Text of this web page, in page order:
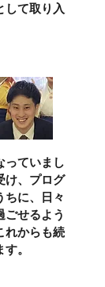
して取り入
っていまし
け、プログ
ちに、日々
ごせるよう
れからも続
。